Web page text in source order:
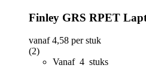
Finley GRS RPET
vanaf4,58 per stuk
(2)
Vanaf 4 stuks